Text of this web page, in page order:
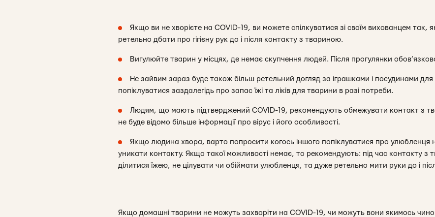
Якщо ви не хворієте на COVID-19, ви можете спілкуватися зі своїм вихованцем так,
ретельно дбати про гігієну рук до і після контакту з твариною.
Вигулюйте тварин у місцях, де немає скупчення людей. Після прогулянки
Не зайвим зараз буде також більш ретельний догляд за іграшками і посудинами для
попіклуватися заздалегідь про запас їжі та ліків для тварини в разі потреби.
Людям, що мають підтверджений COVID-19, рекомендують обмежувати контакт з
не буде відомо більше інформації про вірус і його особливості.
Якщо людина хвора, варто попросити когось іншого попіклуватися про улюбленця
уникати контакту. Якщо такої можливості немає, то рекомендують: під час контакту з
ділитися їжею, не цілувати чи обіймати улюбленця, та дуже ретельно мити руки до і
Якщо домашні тварини не можуть захворіти на COVID-19, чи можуть вони якимось